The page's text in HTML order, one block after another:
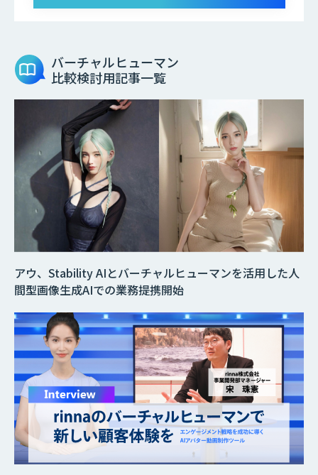
バーチャルヒューマン
比較検討用記事一覧
アウ、Stability AIとバーチャルヒューマンを活用した人
間型画像生成AIでの業務提携開始